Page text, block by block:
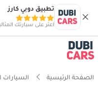
تطبيق دوبي كارز
اعثر على سيارتك
الصفحة الرئيسية السيارات